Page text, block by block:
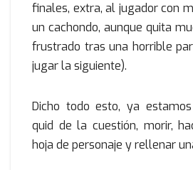
finales, extra, al jugador con
un cachondo, aunque quita
frustrado tras una horrible
jugar la siguiente).
Dicho todo esto, ya
quid de la cuestión, morir,
hoja de personaje y rellenar